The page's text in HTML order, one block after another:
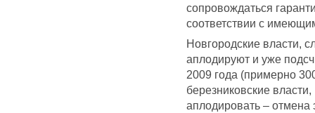
сопровождаться
соответствии с
Новгородские власти,
аплодируют и уже
2009 года (примерно
березниковские
аплодировать –